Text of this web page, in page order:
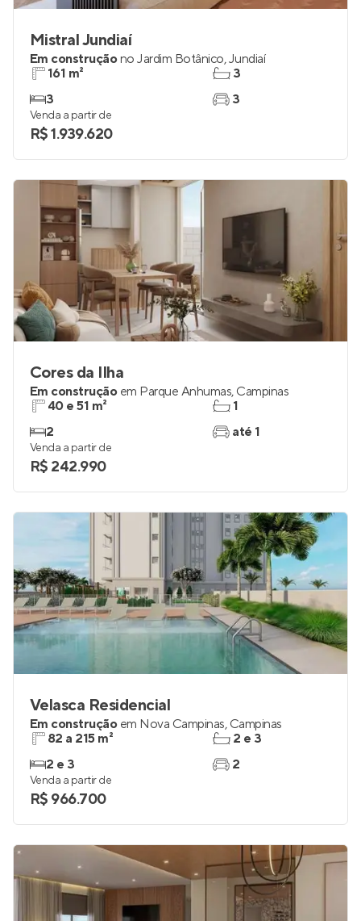
Mistral Jundiaí
Em construçãono Jardim Botânico,Jundiaí
161 m²
3
3
3
Venda a partir de
R$ 1.939.620
Cores da Ilha
Em construção em Parque Anhumas, Campinas
40 e 51 m²
2
1
até 1
Venda a partir de
R$ 242.990
Velasca Residencial
Em construção em Nova Campinas, Campinas
82 a 215 m²
2 e 3
2 e 3
2
Venda a partir de
R$ 966.700